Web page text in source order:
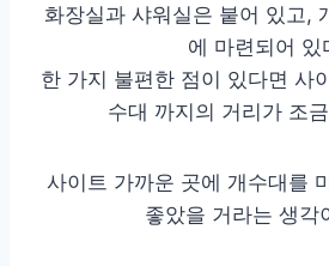
화장실과 샤워실은 붙어 있고,
에 마련되어 있
한 가지 불편한 점이 있다면 사
수대 까지의 거리가 조
사이트 가까운 곳에 개수대를
좋았을 거라는 생각